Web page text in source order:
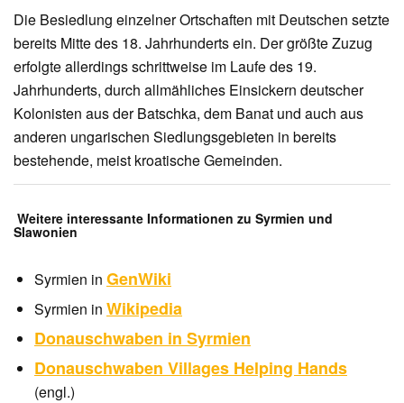
Die Besiedlung einzelner Ortschaften mit Deutschen setzte
bereits Mitte des 18. Jahrhunderts ein. Der größte Zuzug
erfolgte allerdings schrittweise im Laufe des 19.
Jahrhunderts, durch allmähliches Einsickern deutscher
Kolonisten aus der Batschka, dem Banat und auch aus
anderen ungarischen Siedlungsgebieten in bereits
bestehende, meist kroatische Gemeinden.
Weitere interessante Informationen zu Syrmien und
Slawonien
Syrmien in GenWiki
Syrmien in Wikipedia
Donauschwaben in Syrmien
Donauschwaben Villages Helping Hands
(engl.)